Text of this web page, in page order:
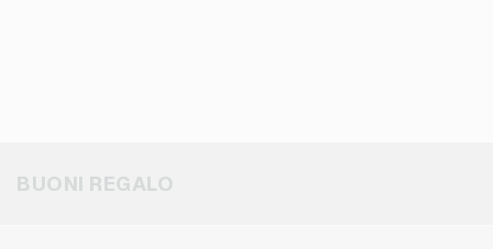
BUONI REGALO